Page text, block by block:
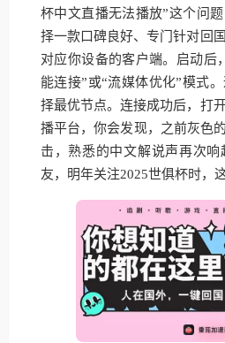
杯中文直播无法播放”这个问
择一款口碑良好、专门针对回
对应你设备的客户端。启动后
能连接”或“流媒体优化”模式
择最优节点。连接成功后，打
播平台，你会发现，之前灰色
击，熟悉的中文解说声再次
友，明年关注2025世俱杯时，